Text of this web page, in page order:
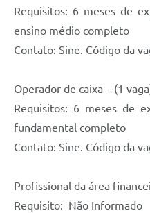
Requisitos: 6 meses de
ensino médio completo
Contato: Sine. Código da
Operador de caixa – (1
Requisitos: 6 meses de
fundamental completo
Contato: Sine. Código da
Profissional da área
Requisito: Não Informado